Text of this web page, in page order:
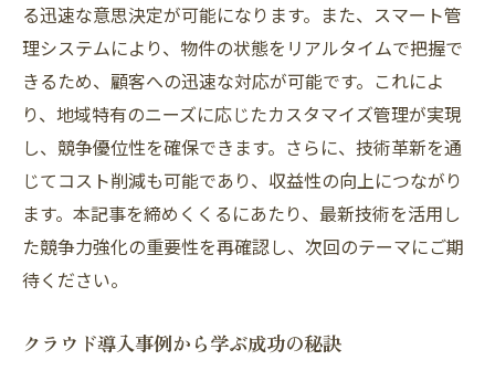
る迅速な意思決定が可能になります。また、スマート管
理システムにより、物件の状態をリアルタイムで把握で
きるため、顧客への迅速な対応が可能です。これによ
り、地域特有のニーズに応じたカスタマイズ管理が実現
し、競争優位性を確保できます。さらに、技術革新を通
じてコスト削減も可能であり、収益性の向上につながり
ます。本記事を締めくくるにあたり、最新技術を活用し
た競争力強化の重要性を再確認し、次回のテーマにご期
待ください。
クラウド導入事例から学ぶ成功の秘訣